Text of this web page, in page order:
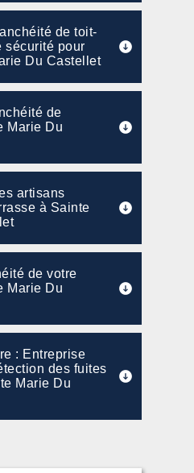
de toit-
sécurité pour
Du Castellet
de
Marie Du
artisans
à Sainte
de votre
Marie Du
: Entreprise
des fuites
Marie Du